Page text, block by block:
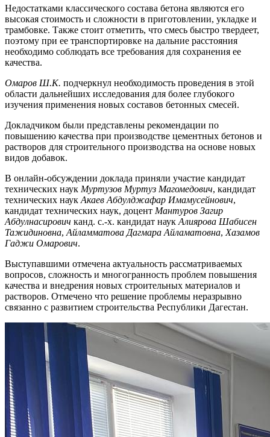
Недостатками классического состава бетона являются его
высокая стоимость и сложности в приготовлении, укладке и
трамбовке. Также стоит отметить, что смесь быстро твердеет,
поэтому при ее транспортировке на дальние расстояния
необходимо соблюдать все требования для сохранения ее
качества.
Омаров Ш.К. подчеркнул необходимость проведения в этой
области дальнейших исследования для более глубокого
изучения применения новых составов бетонных смесей.
Докладчиком были представлены рекомендации по
повышению качества при производстве цементных бетонов и
растворов для строительного производства на основе новых
видов добавок.
В онлайн-обсуждении доклада приняли участие кандидат
технических наук Муртузов Муртуз Магомедович, кандидат
технических наук Акаев Абдулджафар Имамусейнович,
кандидат технических наук, доцент Мантуров Загир
Абдулнасирович канд. с.-х. кандидат наук Алиярова Шабисен
Тажидиновна, Айламматова Дагмара Айламатовна, Хазамов
Гаджи Омарович.
Выступавшими отмечена актуальность рассматриваемых
вопросов, сложность и многогранность проблем повышения
качества и внедрения новых строительных материалов и
растворов. Отмечено что решение проблемы неразрывно
связанно с развитием строительства Республики Дагестан.